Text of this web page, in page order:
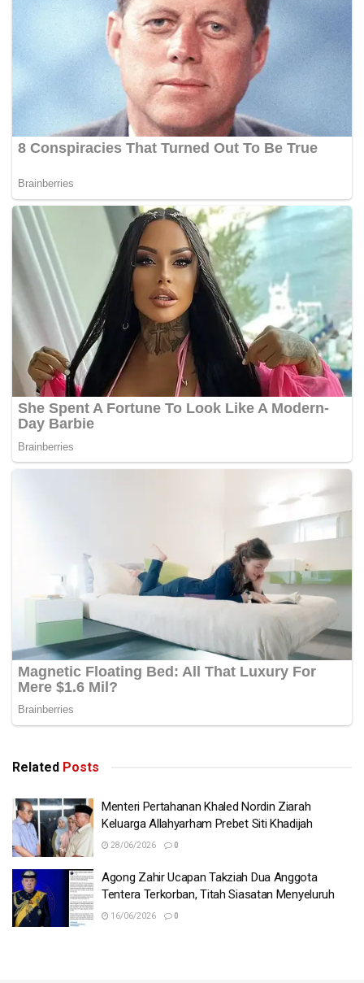
Related Posts
Menteri Pertahanan Khaled Nordin Ziarah
Keluarga Allahyarham Prebet Siti Khadijah
28/06/2026 0
Agong Zahir Ucapan Takziah Dua Anggota
Tentera Terkorban, Titah Siasatan Menyeluruh
16/06/2026 0